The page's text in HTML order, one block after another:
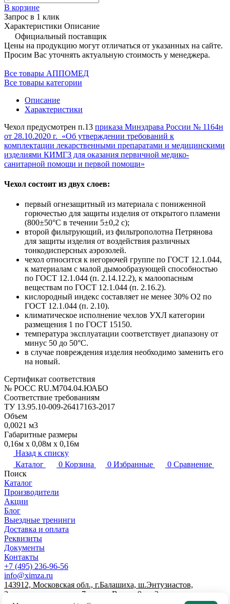
В корзине
Запрос в 1 клик
Характеристики Описание
Официальный поставщик
Цены на продукцию могут отличаться от указанных на сайте.
Просим Вас уточнять актуальную стоимость у менеджера.
Все товары АППОМЕД
Все товары категории
Описание
Характеристики
Чехол предусмотрен п.13 приказа Минздрава России № 1164н
от 28.10.2020 г. «Об утверждении требований к
комплектации лекарственными препаратами и медицинскими
изделиями КИМГЗ для оказания первичной медико-
санитарной помощи и первой помощи»
Чехол состоит из двух слоев:
первый огнезащитный из материала с пониженной
горючестью для защиты изделия от открытого пламени
(800±50°С в течении 5±0,2 с);
второй фильтрующий, из фильтрополотна Петрянова
для защиты изделия от воздействия различных
тонкодисперсных аэрозолей.
чехол относится к негорючей группе по ГОСТ 12.1.044,
к материалам с малой дымообразующей способностью
по ГОСТ 12.1.044 (п. 2.14.12.2), к малоопасным
веществам по ГОСТ 12.1.044 (п. 2.16.2).
кислородный индекс составляет не менее 30% О2 по
ГОСТ 12.1.044 (п. 2.10).
климатическое исполнение чехлов УХЛ категории
размещения 1 по ГОСТ 15150.
температура эксплуатации соответствует диапазону от
минус 50 до 50°С.
в случае повреждения изделия необходимо заменить его
на новый.
Сертификат соответствия
№ РОСС RU.М704.04.ЮАБО
Соответствие требованиям
ТУ 13.95.10-009-26417163-2017
Объем
0,0021 м3
Габаритные размеры
0,16м х 0,08м х 0,16м
Назад к списку
Каталог
0 Корзина 0 Избранные 0 Сравнение
Поиск
Каталог
Производители
Акции
Блог
Выездные тренинги
Доставка и оплата
Реквизиты
Документы
Контакты
+7 (495) 236-96-56
info@ximza.ru
143912, Московская обл., г.Балашиха, ш.Энтузиастов,
Западная промзона, д.7, литер В, пом.9, эт.2